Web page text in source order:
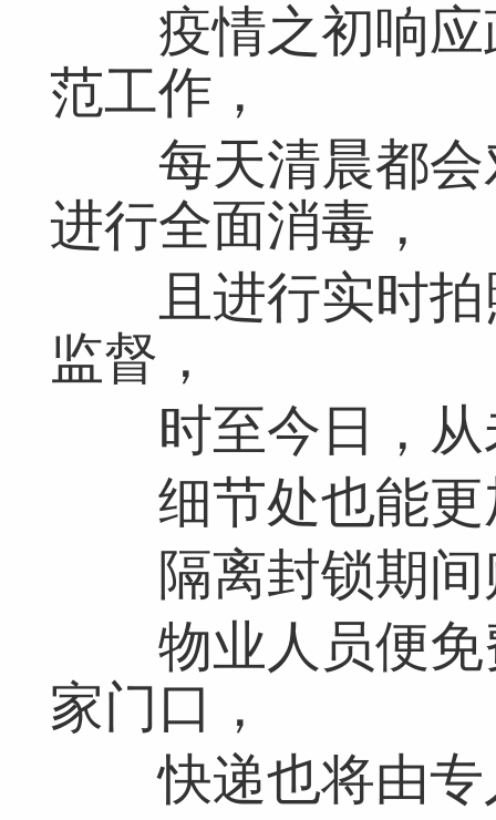
疫情之初响应
范工作，
每天清晨都会
进行全面消毒，
且进行实时拍
监督，
时至今日，从
细节处也能更
隔离封锁期间
物业人员便免
家门口，
快递也将由专